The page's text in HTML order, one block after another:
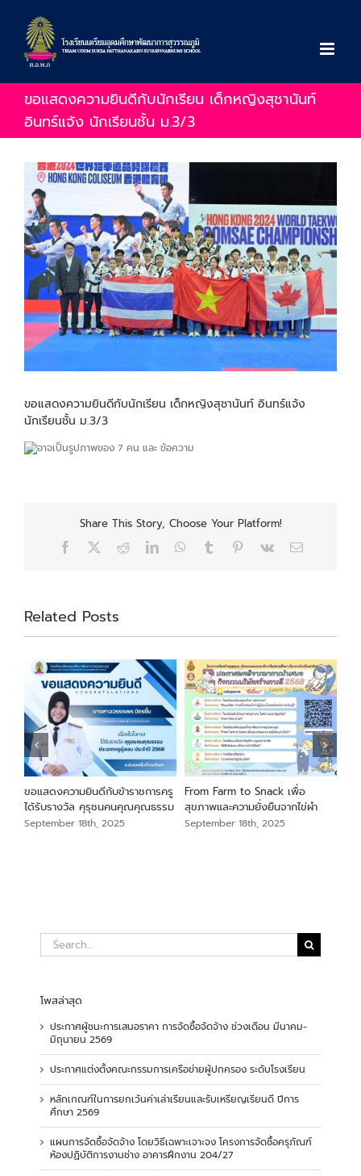
content
ขอแสดงความยินดีกับนักเรียน เด็กหญิงสุชานันท์
อินทร์แจ้ง นักเรียนชั้น ม.3/3
View
Larger
Image
ขอแสดงความยินดีกับนักเรียน เด็กหญิงสุชานันท์ อินทร์แจ้ง
นักเรียนชั้น ม.3/3
Share This Story, Choose Your Platform!
Facebook RedditLinkedInWhatsApp
Tumblr Pinterest
Vk Email
Related Posts
ขอแสดงความยินดีกับข้าราชการครู
ได้รับรางวัล คุรุชนคนคุณคุณธรรม
September 18th, 2025
From Farm to Snack เพื่อ
สุขภาพและความยั่งยืนจากไข่ผำ
September 18th, 2025
Search
for:
โพสล่าสุด
ประกาศผู้ชนะการเสนอราคา การจัดซื้อจัดจ้าง ช่วงเดือน มีนาคม-
มิถุนายน 2569
ประกาศแต่งตั้งคณะกรรมการเครือข่ายผู้ปกครอง ระดับโรงเรียน
หลักเกณฑ์ในการยกเว้นค่าเล่าเรียนและรับเหรียญเรียนดี ปีการ
ศึกษา 2569
แผนการจัดซื้อจัดจ้าง โดยวิธีเฉพาะเจาะจง โครงการจัดซื้อครุภัณฑ์
ห้องปฏิบัติการงานช่าง อาคารฝึกงาน 204/27